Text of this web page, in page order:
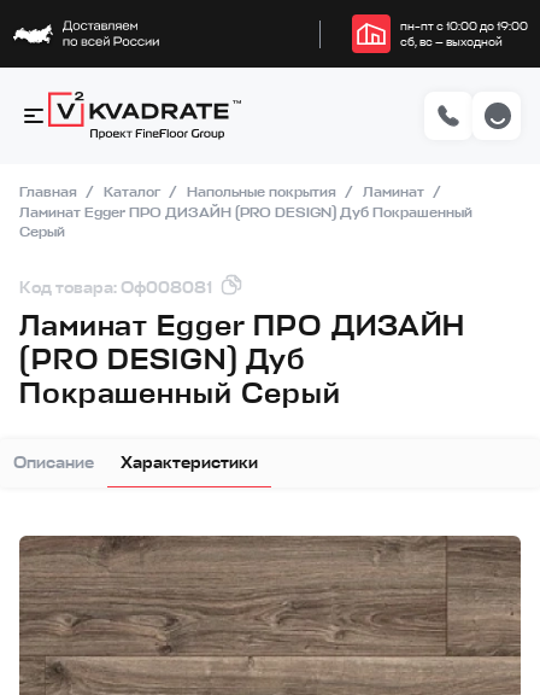
пн–пт с 10:00 до 19:00
сб, вс — выходной
Главная Каталог Напольные покрытия
Ламинат
Ламинат Egger ПРО ДИЗАЙН (PRO DESIGN) Дуб Покрашенный
Серый
Код товара: Оф008081
Ламинат Egger ПРО ДИЗАЙН
(PRO DESIGN) Дуб
Покрашенный Серый
Описание Характеристики